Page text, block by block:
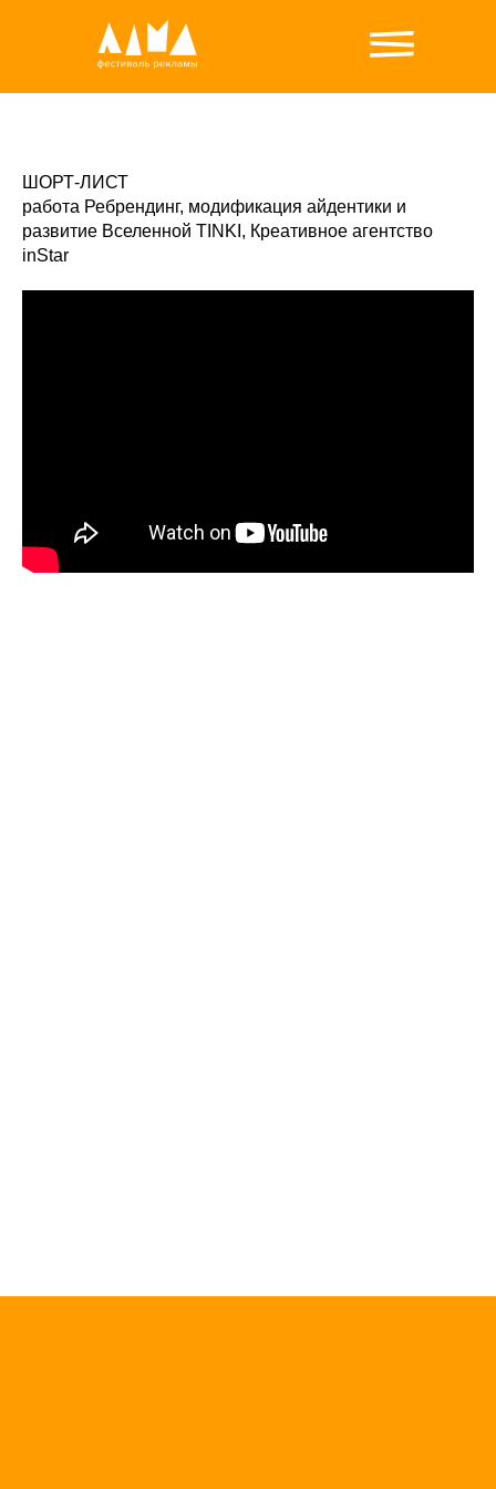
ШОРТ-ЛИСТ
работа Ребрендинг, модификация айдентики и
развитие Вселенной TINKI, Креативное агентство
inStar